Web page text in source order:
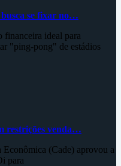
se fixar no…
financeira ideal para
"ping-pong" de estádios
restrições venda…
(Cade) aprovou a
para